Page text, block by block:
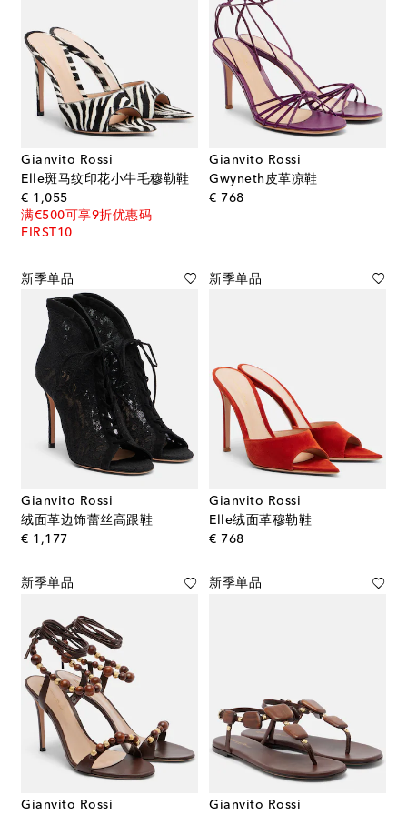
Gianvito Rossi
Elle斑马纹印花小牛毛穆勒鞋
€ 1,055original price
满€500可享9折优惠码
FIRST10
Gianvito Rossi
Gwyneth皮革凉鞋
€ 768original price
新季单品
Gianvito Rossi
绒面革边饰蕾丝高跟鞋
€ 1,177original price
新季单品
Gianvito Rossi
Elle绒面革穆勒鞋
€ 768original price
新季单品
Gianvito Rossi
新季单品
Gianvito Rossi